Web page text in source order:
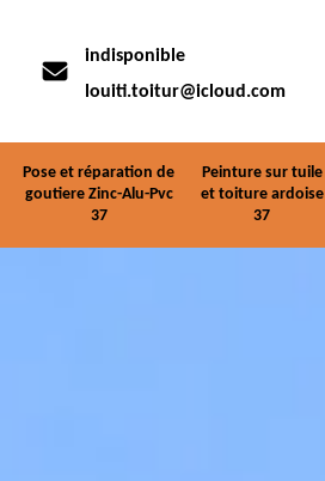
indisponible
louiti.toitur@icloud.com
Pose et réparation de
goutiere Zinc-Alu-Pvc
37
Peinture sur tuile
et toiture ardoise
37